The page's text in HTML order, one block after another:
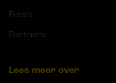
Foto's
Partners
Lees meer over